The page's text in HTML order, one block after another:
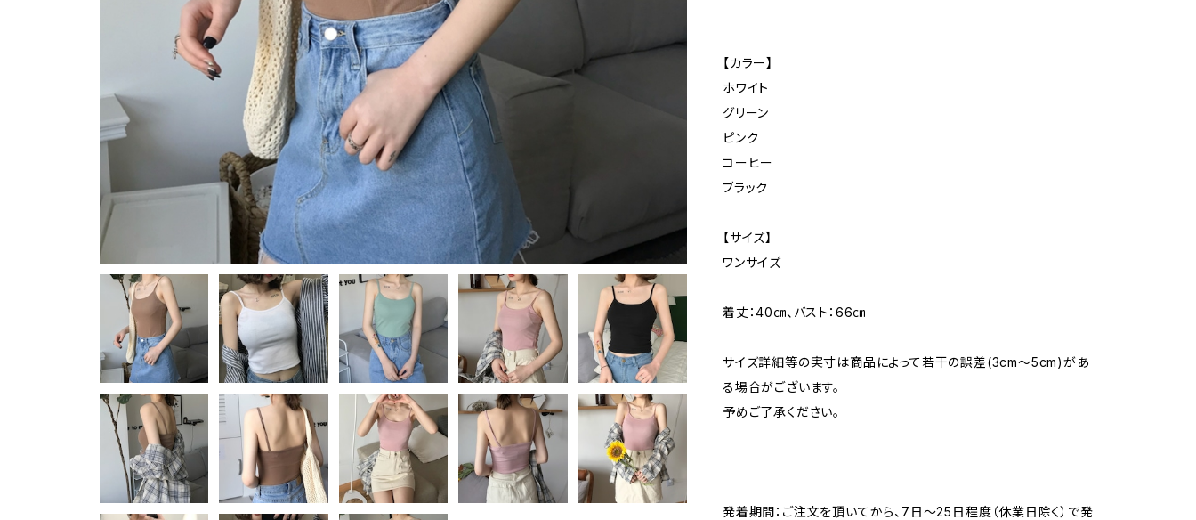
【カラー】
ホワイト
グリーン
ピンク
コーヒー
ブラック
【サイズ】
ワンサイズ
着丈：40㎝、バスト：66㎝
サイズ詳細等の実寸は商品によって若干の誤差(3cm〜5cm)があ
る場合がございます。
予めご了承ください。
発着期間：ご注文を頂いてから、7日〜25日程度（休業日除く）で発